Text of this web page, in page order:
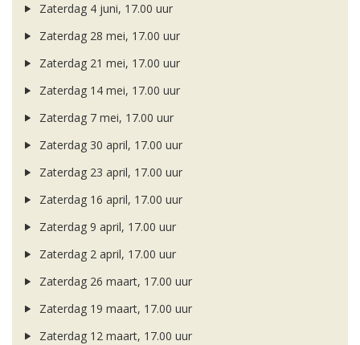
Zaterdag 4 juni, 17.00 uur
Zaterdag 28 mei, 17.00 uur
Zaterdag 21 mei, 17.00 uur
Zaterdag 14 mei, 17.00 uur
Zaterdag 7 mei, 17.00 uur
Zaterdag 30 april, 17.00 uur
Zaterdag 23 april, 17.00 uur
Zaterdag 16 april, 17.00 uur
Zaterdag 9 april, 17.00 uur
Zaterdag 2 april, 17.00 uur
Zaterdag 26 maart, 17.00 uur
Zaterdag 19 maart, 17.00 uur
Zaterdag 12 maart, 17.00 uur